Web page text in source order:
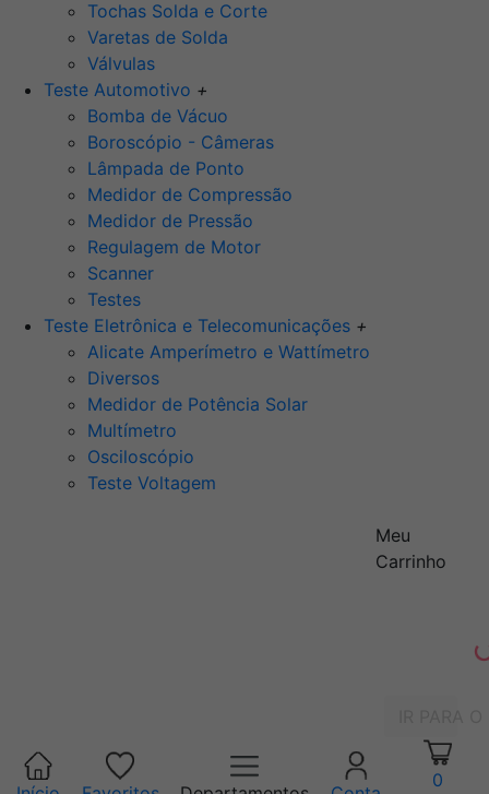
Tochas Solda e Corte
Varetas de Solda
Válvulas
Teste Automotivo +
Bomba de Vácuo
Boroscópio - Câmeras
Lâmpada de Ponto
Medidor de Compressão
Medidor de Pressão
Regulagem de Motor
Scanner
Testes
Teste Eletrônica e Telecomunicações +
Alicate Amperímetro e Wattímetro
Diversos
Medidor de Potência Solar
Multímetro
Osciloscópio
Teste Voltagem
Meu
Carrinho
0